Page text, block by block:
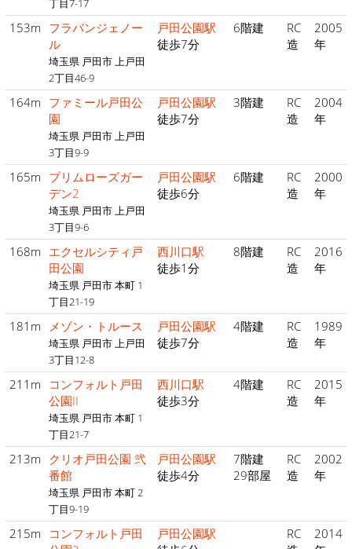
丁目7-17
153m フラバンジェノー
ル
埼玉県 戸田市 上戸田
2丁目46-9
戸田公園駅
徒歩7分
6階建
RC
造
2005
年
164m ファミール戸田公
園
埼玉県 戸田市 上戸田
3丁目9-9
戸田公園駅
徒歩7分
3階建
RC
造
2004
年
165m プリムローズガー
デン2
埼玉県 戸田市 上戸田
3丁目9-6
戸田公園駅
徒歩6分
6階建
RC
造
2000
年
168m エクセルシティ戸
田公園
埼玉県 戸田市 本町 1
丁目21-19
西川口駅
徒歩1分
8階建
RC
造
2016
年
181m メゾン・トルース
埼玉県 戸田市 上戸田
3丁目12-8
戸田公園駅
徒歩7分
4階建
RC
造
1989
年
211m
コンフォルト戸田
公園II
埼玉県 戸田市 本町 1
丁目21-7
西川口駅
徒歩3分
4階建
RC
造
2015
年
213m クリオ戸田公園 弐
番館
埼玉県 戸田市 本町 2
丁目9-19
戸田公園駅
徒歩4分
7階建
29部屋
RC
造
2002
年
215m
コンフォルト戸田
戸田公園駅
RC
2014